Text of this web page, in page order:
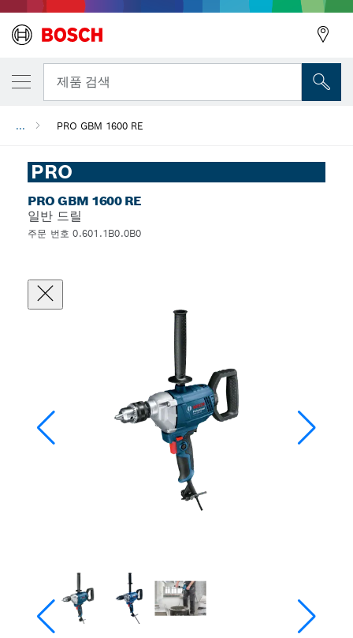
제품 검색
... PRO GBM 1600 RE
PRO
PRO GBM 1600 RE
일반 드릴
주문 번호 0.601.1B0.0B0